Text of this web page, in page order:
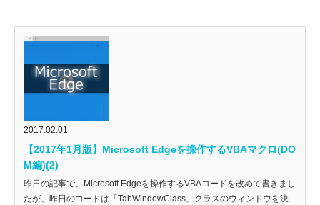
2017.02.01
【2017年1月版】Microsoft Edgeを操作するVBAマクロ(DO
M編)(2)
昨日の記事で、Microsoft Edgeを操作するVBAコードを改めて書きまし
たが、昨日のコードは「TabWindowClass」クラスのウィンドウを決